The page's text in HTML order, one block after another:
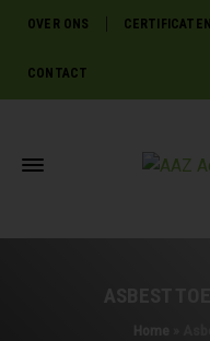
OVER ONS CERTIFICATEN
CONTACT